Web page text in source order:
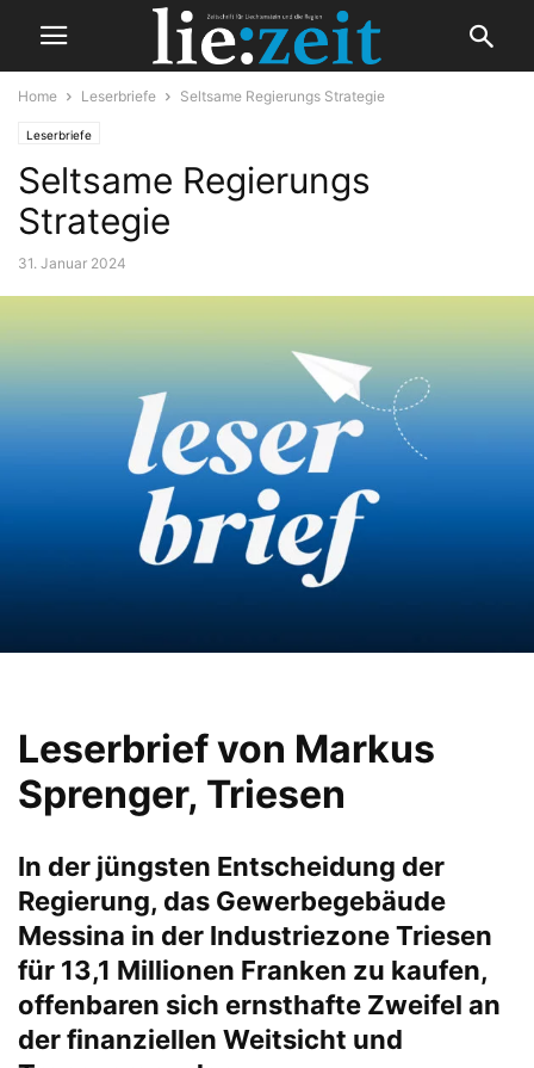
Home Leserbriefe Seltsame Regierungs Strategie
Leserbriefe
Seltsame Regierungs
Strategie
31. Januar 2024
Leserbrief von Markus
Sprenger, Triesen
In der jüngsten Entscheidung der
Regierung, das Gewerbegebäude
Messina in der Industriezone Triesen
für 13,1 Millionen Franken zu kaufen,
offenbaren sich ernsthafte Zweifel an
der finanziellen Weitsicht und